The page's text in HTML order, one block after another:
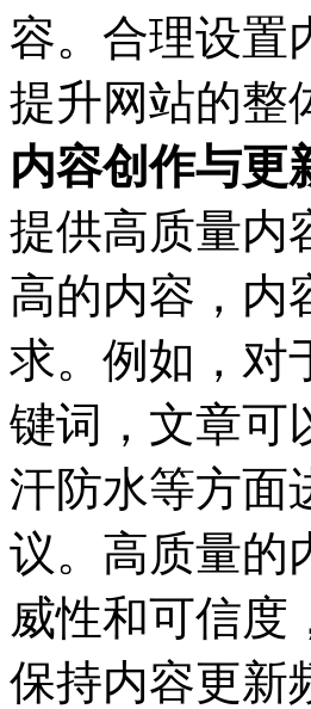
容。合理设置
提升网站的整
内容创作与更
提供高质量内
高的内容，内
求。例如，对
键词，文章可
汗防水等方面
议。高质量的
威性和可信度
保持内容更新